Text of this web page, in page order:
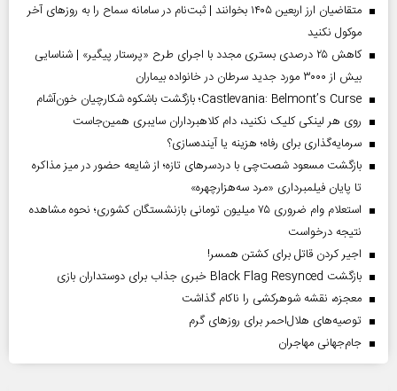
متقاضیان ارز اربعین ۱۴۰۵ بخوانند | ثبت‌نام در سامانه سماح را به روز‌های آخر
موکول نکنید
کاهش ۲۵ درصدی بستری مجدد با اجرای طرح «پرستار پیگیر» | شناسایی
بیش از ۳۰۰۰ مورد جدید سرطان در خانواده بیماران
Castlevania: Belmont’s Curse؛ بازگشت باشکوه شکارچیان خون‌آشام
روی هر لینکی کلیک نکنید، دام کلاهبرداران سایبری همین‌جاست
سرمایه‌گذاری برای رفاه؛ هزینه یا آینده‌سازی؟
بازگشت مسعود شصت‌چی با دردسر‌های تازه؛ از شایعه حضور در میز مذاکره
تا پایان فیلمبرداری «مرد سه‌هزارچهره»
استعلام وام ضروری ۷۵ میلیون تومانی بازنشستگان کشوری؛ نحوه مشاهده
نتیجه درخواست
اجیر کردن قاتل برای کشتن همسر!
بازگشت Black Flag Resynced خبری جذاب برای دوستداران بازی
معجزه، نقشه شوهرکشی را ناکام گذاشت
توصیه‌های هلال‌احمر برای روز‌های گرم
جام‌جهانی مهاجران